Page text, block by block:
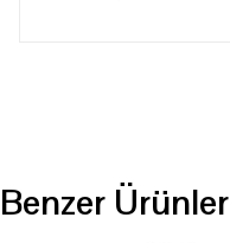
Benzer Ürünler